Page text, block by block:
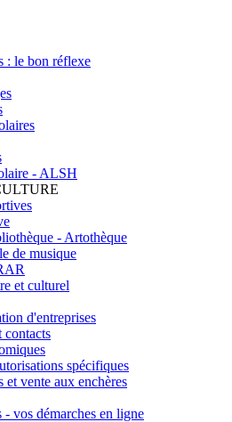
: le bon réflexe
- ALSH
- Artothèque
de musique
et culturel
d'entreprises
contacts
spécifiques
et vente aux enchères
- vos démarches en ligne